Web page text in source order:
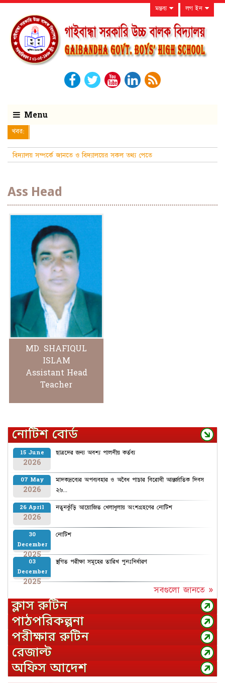
মন্তব্য লগ ইন
Menu
খবর:
বিদ্যালয় সম্পর্কে জানতে ও বিদ্যালয়ের সকল তথ্য পেতে
Ass Head
MD. SHAFIQUL
ISLAM
Assistant Head
Teacher
নোটিশ বোর্ড
15 June
2026
ছাত্রদের জন্য অবশ্য পালনীয় কর্তব্য
07 May
2026
মাদকদ্রব্যের অপব্যবহার ও অবৈধ পাচার বিরোধী আন্তর্জাতিক দিবস
২৬...
26 April
2026
নতুনকুঁড়ি আয়োজিত খেলাধুলায় অংশগ্রহণের নোটিশ
30
December
2025
নোটিশ
03
December
2025
স্থগিত পরীক্ষা সমূহের তারিখ পুনঃনির্ধারণ
সবগুলো জানতে »
ক্লাস রুটিন
পাঠপরিকল্পনা
পরীক্ষার রুটিন
রেজাল্ট
অফিস আদেশ